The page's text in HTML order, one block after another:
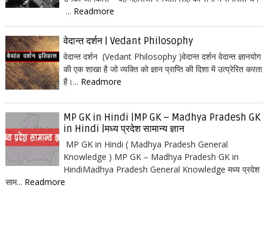
... Readmore
वेदान्त दर्शन | Vedant Philosophy
वेदान्त दर्शन (Vedant Philosophy )वेदान्त दर्शन वेदान्त ज्ञानयोग
की एक शाखा है जो व्यक्ति को ज्ञान प्राप्ति की दिशा में उत्प्रेरित करता
है।... Readmore
MP GK in Hindi |MP GK – Madhya Pradesh GK
in Hindi |मध्य प्रदेश सामान्य ज्ञान
MP GK in Hindi ( Madhya Pradesh General
Knowledge ) MP GK – Madhya Pradesh GK in
HindiMadhya Pradesh General Knowledge मध्य प्रदेश
साम... Readmore